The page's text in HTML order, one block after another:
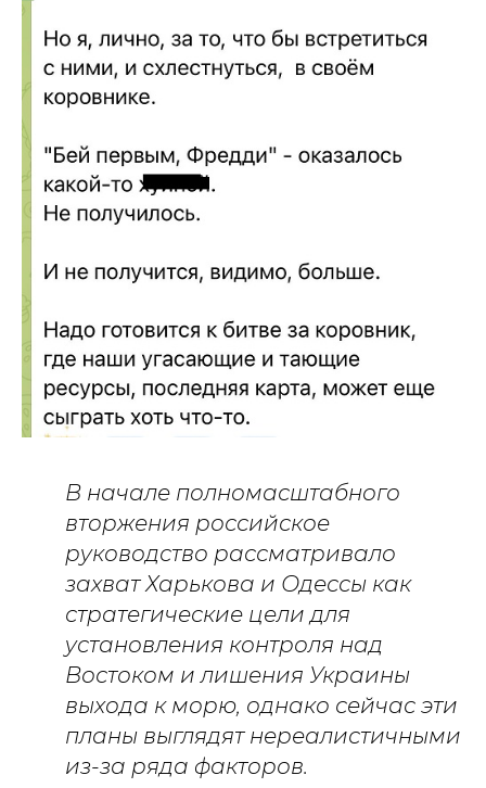
В начале полномасштабного
вторжения российское
руководство рассматривало
захват Харькова и Одессы как
стратегические цели для
установления контроля над
Востоком и лишения Украины
выхода к морю, однако сейчас эти
планы выглядят нереалистичными
из-за ряда факторов.